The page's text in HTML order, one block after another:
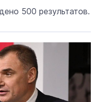
500 результатов.